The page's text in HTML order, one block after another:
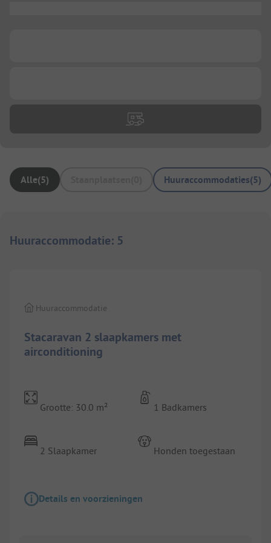
Alle(5) Huuraccommodaties(5)
Huuraccommodatie: 5
Stacaravan 2 slaapkamers met
airconditioning
Huuraccommodatie
Grootte: 30.0 m²
2 Slaapkamer
1 Badkamers
Honden toegestaan
Details en voorzieningen